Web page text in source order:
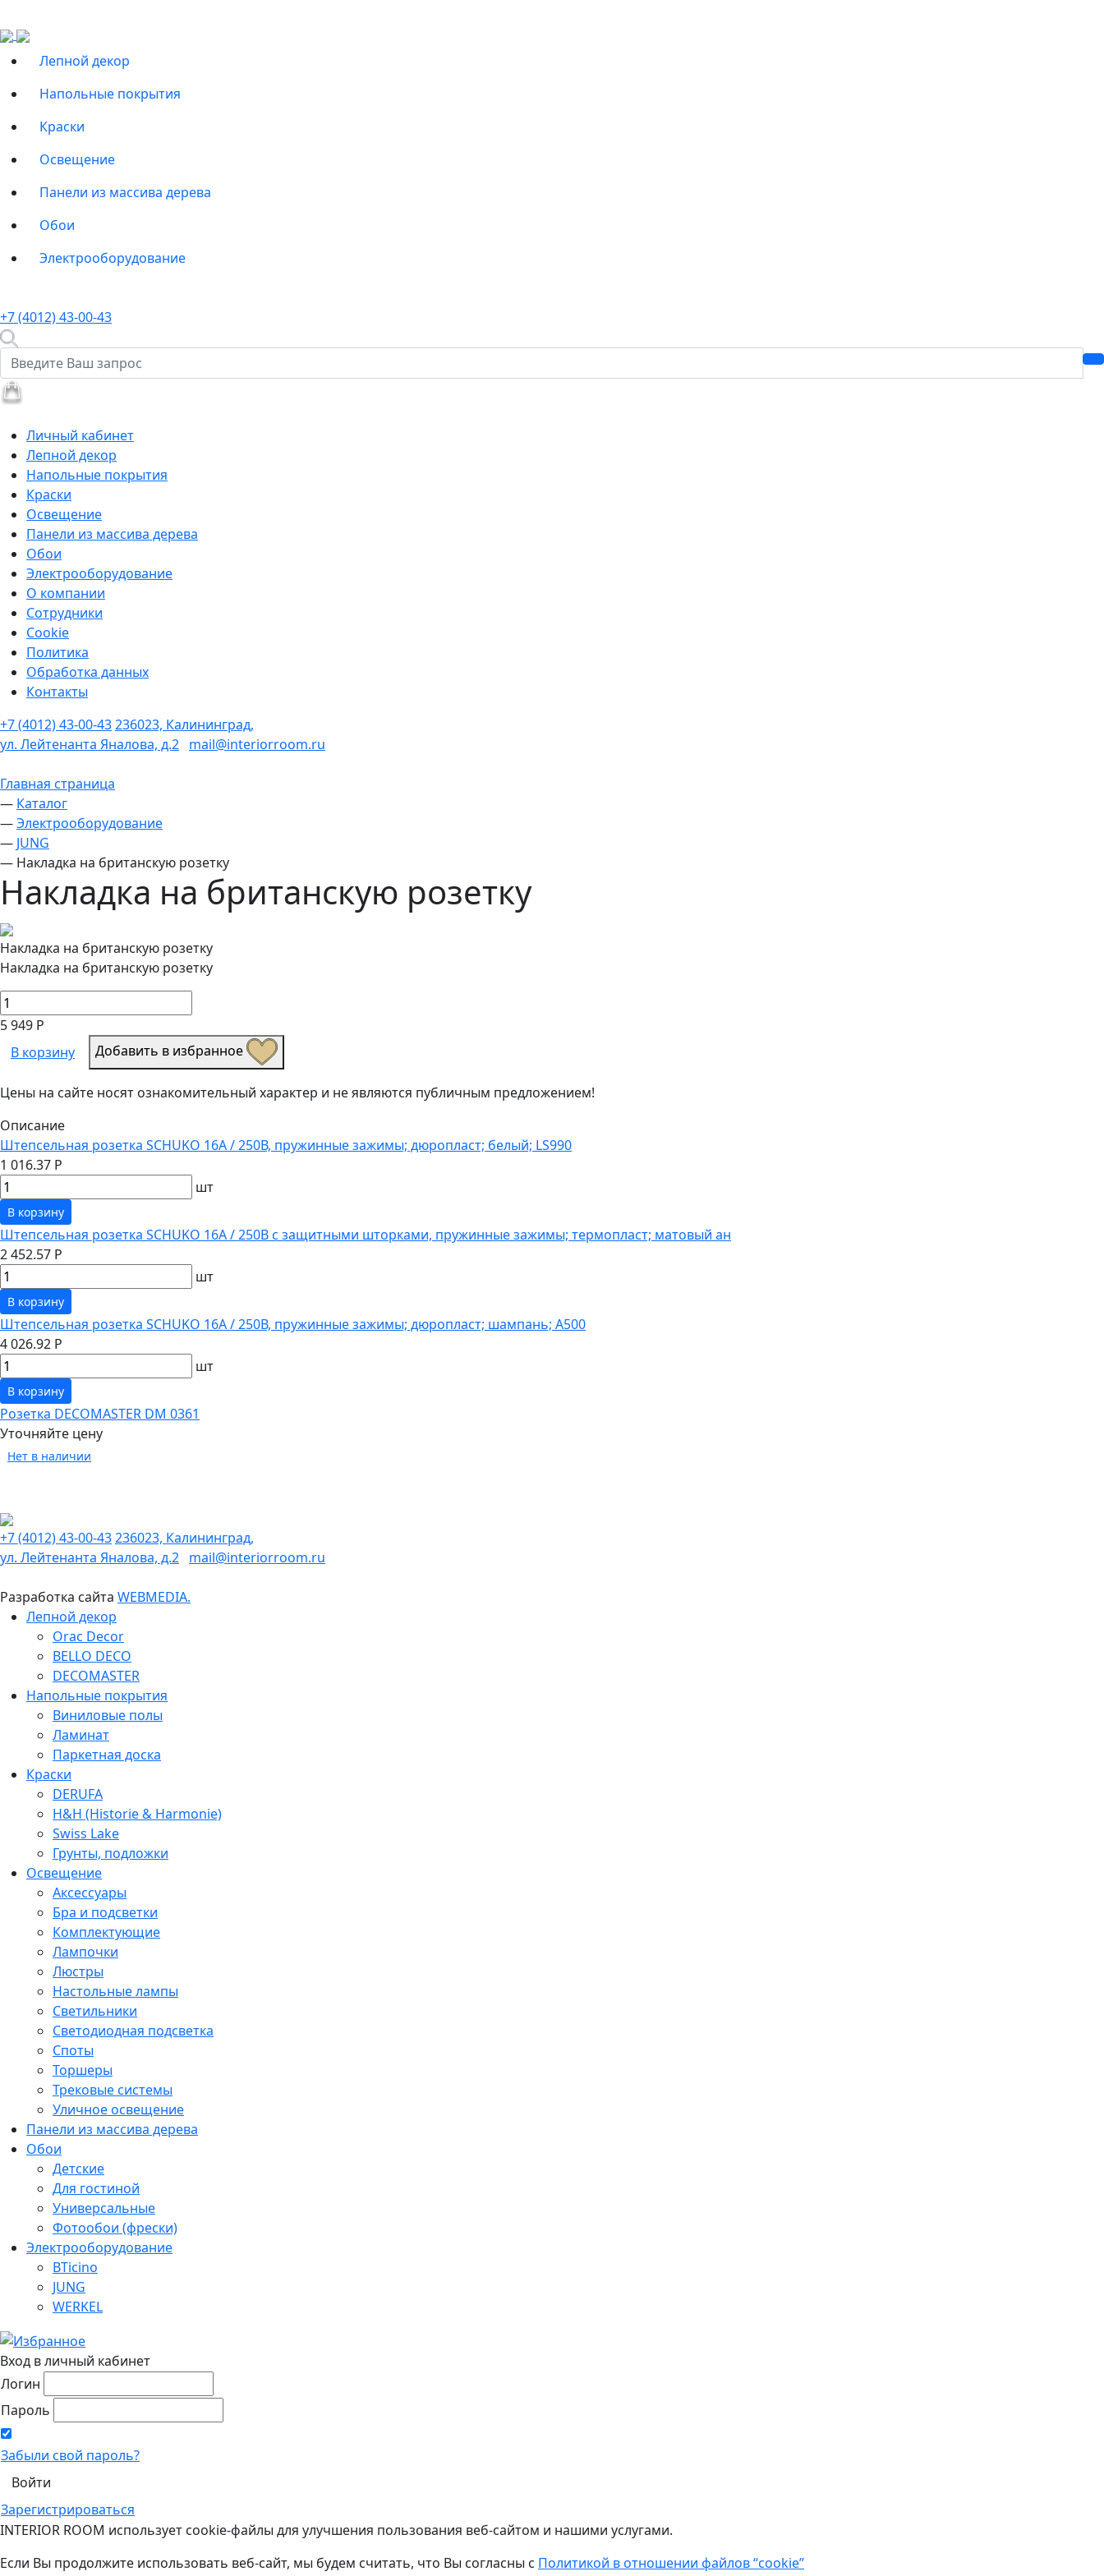
Лепной декор
Напольные покрытия
Краски
Освещение
Панели из массива дерева
Обои
Электрооборудование
+7 (4012) 43-00-43
Личный кабинет
Лепной декор
Напольные покрытия
Краски
Освещение
Панели из массива дерева
Обои
Электрооборудование
О компании
Сотрудники
Cookie
Политика
Обработка данных
Контакты
+7 (4012) 43-00-43236023, Калининград,
ул. Лейтенанта Яналова, д.2 mail@interiorroom.ru
Главная страница
— Каталог
—Электрооборудование
— JUNG
— Накладка на британскую розетку
Накладка на британскую розетку
Накладка на британскую розетку
Накладка на британскую розетку
5 949 Р
В корзину
Добавить в избранное
Цены на сайте носят ознакомительный характер и не являются публичным предложением!
Описание
Штепсельная розетка SCHUKO 16А / 250В, пружинные зажимы; дюропласт; белый; LS990
1 016.37 Р
шт
В корзину
Штепсельная розетка SCHUKO 16А / 250В с защитными шторками, пружинные зажимы; термопласт; матовый ан
2 452.57 Р
шт
В корзину
Штепсельная розетка SCHUKO 16А / 250В, пружинные зажимы; дюропласт; шампань; A500
4 026.92 Р
шт
В корзину
Розетка DECOMASTER DM 0361
Уточняйте цену
Нет в наличии
+7 (4012) 43-00-43236023, Калининград,
ул. Лейтенанта Яналова, д.2 mail@interiorroom.ru
Разработка сайта WEBMEDIA.
Лепной декор
Orac Decor
BELLO DECO
DECOMASTER
Напольные покрытия
Виниловые полы
Ламинат
Паркетная доска
Краски
DERUFA
H&H (Historie & Harmonie)
Swiss Lake
Грунты, подложки
Освещение
Аксессуары
Бра и подсветки
Комплектующие
Лампочки
Люстры
Настольные лампы
Светильники
Светодиодная подсветка
Споты
Торшеры
Трековые системы
Уличное освещение
Панели из массива дерева
Обои
Детские
Для гостиной
Универсальные
Фотообои (фрески)
Электрооборудование
BTicino
JUNG
WERKEL
Вход в личный кабинет
Логин
Пароль
Забыли свой пароль?
Зарегистрироваться
INTERIOR ROOM использует cookie-файлы для улучшения пользования веб-сайтом и нашими услугами.
Если Вы продолжите использовать веб-сайт, мы будем считать, что Вы согласны с Политикой в отношении файлов “cookie”